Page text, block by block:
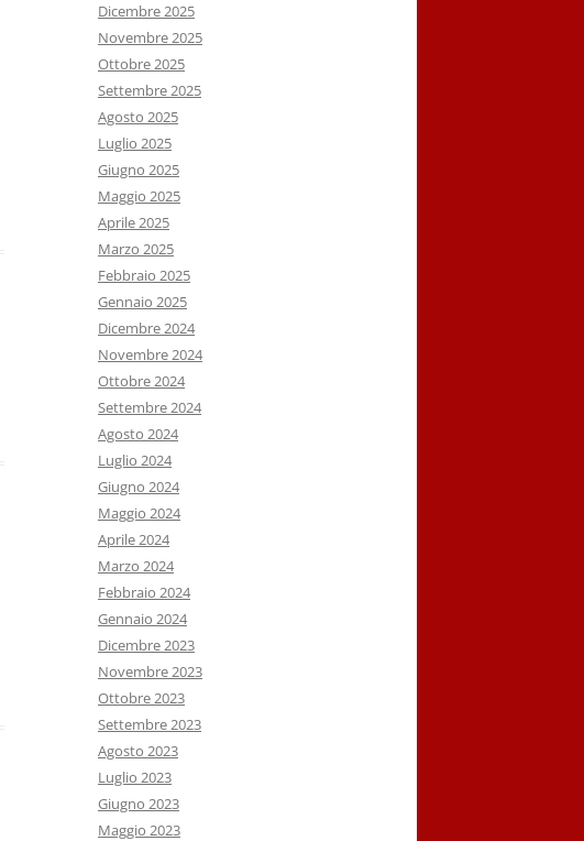
Dicembre 2025
Novembre 2025
Ottobre 2025
Settembre 2025
Agosto 2025
Luglio 2025
Giugno 2025
Maggio 2025
Aprile 2025
Marzo 2025
Febbraio 2025
Gennaio 2025
Dicembre 2024
Novembre 2024
Ottobre 2024
Settembre 2024
Agosto 2024
Luglio 2024
Giugno 2024
Maggio 2024
Aprile 2024
Marzo 2024
Febbraio 2024
Gennaio 2024
Dicembre 2023
Novembre 2023
Ottobre 2023
Settembre 2023
Agosto 2023
Luglio 2023
Giugno 2023
Maggio 2023